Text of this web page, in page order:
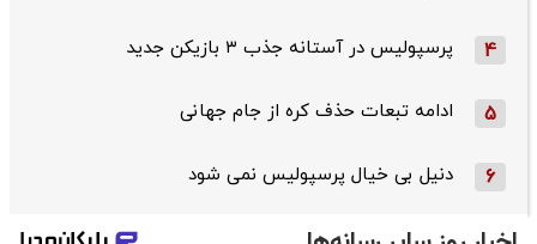
4 پرسپولیس در آستانه جذب ۳ بازیکن جدید
5 ادامه تبعات حذف کره از جام جهانی
6 دنیل بی خیال پرسپولیس نمی شود